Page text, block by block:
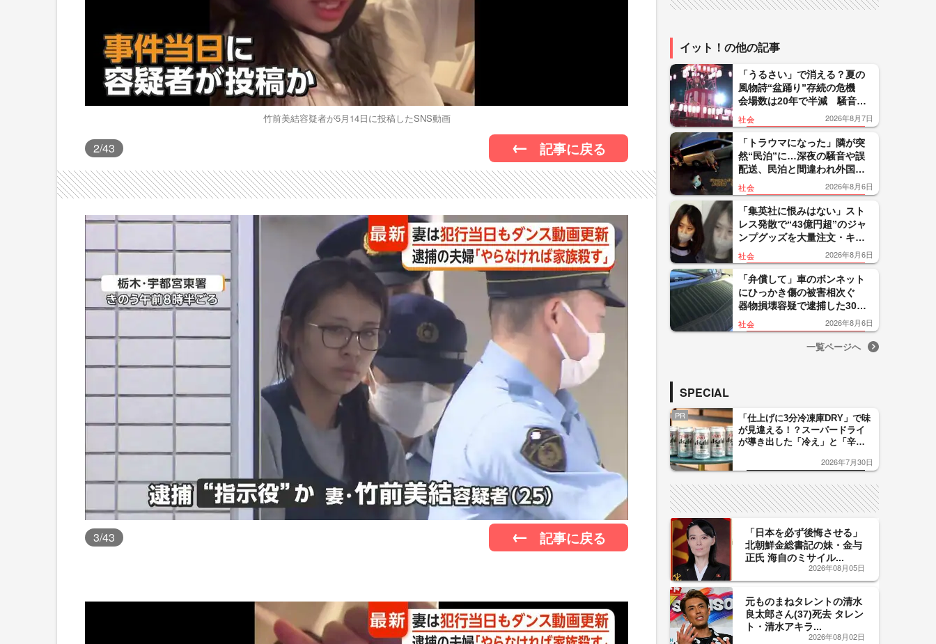
竹前美結容疑者が5月14日に投稿したSNS動画
2/43 記事に戻る
3/43 記事に戻る
イット！の他の記事
「うるさい」で消える？夏の
風物詩“盆踊り”存続の危機
会場数は20年で半減 騒音対
策で“サイレント盆ダンス”も
社会 2026年8月7日
「トラウマになった」隣が突
然“民泊”に…深夜の騒音や誤
配送、民泊と間違われ外国人
客が玄関取り囲む 住民悲
鳴 東京・大田区
社会 2026年8月6日
「集英社に恨みはない」スト
レス発散で“43億円超”のジャ
ンプグッズを大量注文・キャ
ンセルか 32歳女を逮捕「品
切れ前に買うと満足感」
社会 2026年8月6日
「弁償して」車のボンネット
にひっかき傷の被害相次ぐ
器物損壊容疑で逮捕した30代
男は釈放…関連は 山形・鶴
岡市
社会 2026年8月6日
一覧ページへ
SPECIAL
PR
「仕上げに3分冷凍庫DRY」で味
が見違える！？スーパードライ
が導き出した「冷え」と「辛
した「辛口カーブ」が飲み頃の
2026年7月30日
「日本を必ず後悔させる」
北朝鮮金総書記の妹・金与
正氏 海自のミサイル...
2026年08月05日
元ものまねタレントの清水
良太郎さん(37)死去 タレン
ト・清水アキラ...
2026年08月02日